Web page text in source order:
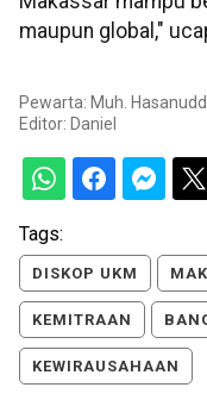
maupun global,"
Pewarta: Muh.
Editor: Daniel
Tags:
DISKOP UKM
KEMITRAAN
KEWIRAUSAHAAN